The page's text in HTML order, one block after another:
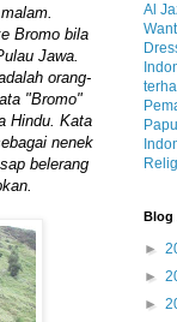
Bromo bila
Jawa.
orang-
"Bromo"
Hindu. Kata
nenek
belerang
Al
Blog
►
►
►